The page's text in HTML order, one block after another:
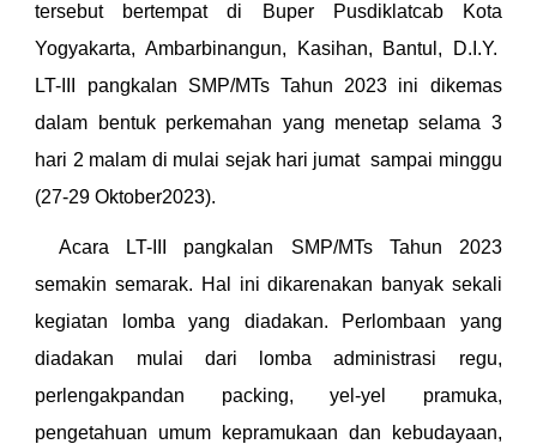
tersebut bertempat di Buper Pusdiklatcab Kota
Yogyakarta, Ambarbinangun, Kasihan, Bantul, D.I.Y.
LT-III pangkalan SMP/MTs Tahun 2023 ini dikemas
dalam bentuk perkemahan yang menetap selama 3
hari 2 malam di mulai sejak hari jumat sampai minggu
(27-29 Oktober2023).
Acara LT-III pangkalan SMP/MTs Tahun 2023
semakin semarak. Hal ini dikarenakan banyak sekali
kegiatan lomba yang diadakan. Perlombaan yang
diadakan mulai dari lomba administrasi regu,
perlengakpandan packing, yel-yel pramuka,
pengetahuan umum kepramukaan dan kebudayaan,